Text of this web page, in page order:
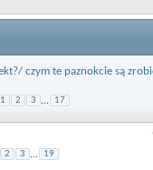
czym te paznokcie są
1 2 3 ... 17
2 3 ... 19